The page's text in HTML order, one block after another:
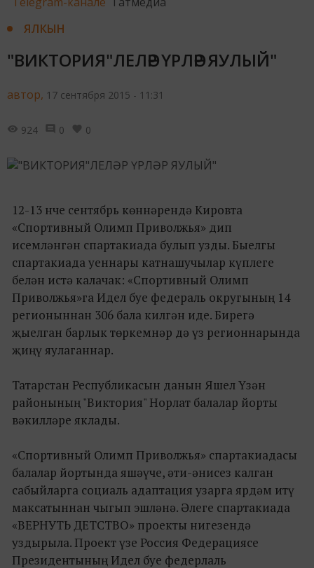
ЯЛКЫН
"ВИКТОРИЯ"ЛЕЛӘР ҮРЛӘР ЯУЛЫЙ"
автор, 17 сентября 2015 - 11:31
924 0 0
12-13 нче сентябрь көннәрендә Кировта
«Спортивный Олимп Приволжья» дип
исемләнгән спартакиада булып узды. Быелгы
спартакиада уеннары катнашучылар күплеге
белән истә калачак: «Спортивный Олимп
Приволжья»га Идел буе федераль округының 14
регионыннан 306 бала килгән иде. Бирегә
җыелган барлык төркемнәр дә үз регионнарында
җиңү яулаганнар.
Татарстан Республикасын данын Яшел Үзән
районының "Виктория" Норлат балалар йорты
вәкилләре яклады.
«Спортивный Олимп Приволжья» спартакиадасы
балалар йортында яшәүче, әти-әнисез калган
сабыйларга социаль адаптация узарга ярдәм итү
максатыннан чыгып эшләнә. Әлеге спартакиада
«ВЕРНУТЬ ДЕТСТВО» проекты нигезендә
уздырыла. Проект үзе Россия Федерациясе
Президентының Идел буе федерлаль